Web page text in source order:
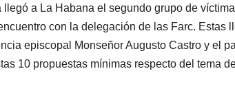
d
I
n
d
s
llegó a La Habana el segundo grupo de
con la delegación de las Farc. Estas
episcopal Monseñor Augusto Castro y el
10 propuestas mínimas respecto del tema